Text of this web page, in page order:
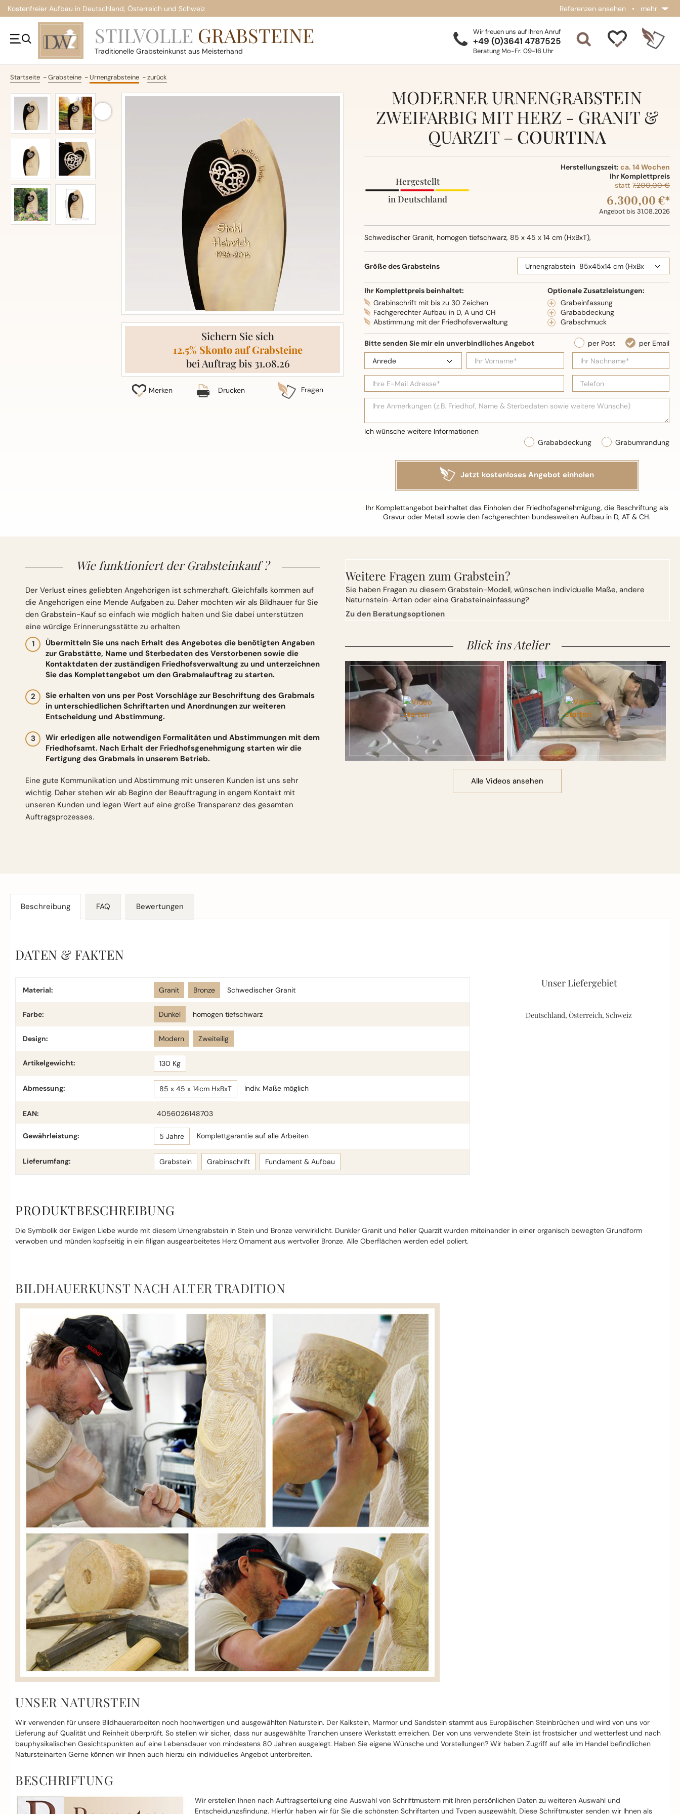
Kostenfreier Aufbau in Deutschland, Österreich und Schweiz Referenzen ansehen • mehr
STILVOLLE GRABSTEINE
Traditionelle Grabsteinkunst aus Meisterhand
Wir freuen uns auf Ihren Anruf
+49 (0)3641 4787525
Beratung Mo-Fr. 09-16 Uhr
Startseite Grabsteine Urnengrabsteine zurück
Sichern Sie sich
12.5% Skonto auf Grabsteine
bei Auftrag bis 31.08.26
Merken Drucken Fragen
MODERNER URNENGRABSTEIN
ZWEIFARBIG MIT HERZ - GRANIT &
QUARZIT – COURTINA
Hergestellt
in Deutschland
Herstellungszeit: ca. 14 Wochen
Ihr Komplettpreis
statt 7.200,00 €
6.300,00 €*
Angebot bis 31.08.2026
Schwedischer Granit, homogen tiefschwarz, 85 x 45 x 14 cm (HxBxT),
Oberflächenbearbeitung: Seidenglanz
Größe des Grabsteins
Ihr Komplettpreis beinhaltet:
Grabinschrift mit bis zu 30 Zeichen
Fachgerechter Aufbau in D, A und CH
Abstimmung mit der Friedhofsverwaltung
Optionale Zusatzleistungen:
Grabeinfassung
Grababdeckung
Grabschmuck
Grabumrandung
Grababdeckung
Ihr Komplettangebot beinhaltet das Einholen der Friedhofsgenehmigung, die Beschriftung als
Gravur oder Metall sowie den fachgerechten bundesweiten Aufbau in D, AT & CH.
Wie funktioniert der Grabsteinkauf ?
Der Verlust eines geliebten Angehörigen ist schmerzhaft. Gleichfalls kommen auf
die Angehörigen eine Mende Aufgaben zu. Daher möchten wir als Bildhauer für Sie
den Grabstein-Kauf so einfach wie möglich halten und Sie dabei unterstützen
eine würdige Erinnerungsstätte zu erhalten
Übermitteln Sie uns nach Erhalt des Angebotes die benötigten Angaben
zur Grabstätte, Name und Sterbedaten des Verstorbenen sowie die
Kontaktdaten der zuständigen Friedhofsverwaltung zu und unterzeichnen
Sie das Komplettangebot um den Grabmalauftrag zu starten.
Sie erhalten von uns per Post Vorschläge zur Beschriftung des Grabmals
in unterschiedlichen Schriftarten und Anordnungen zur weiteren
Entscheidung und Abstimmung.
Wir erledigen alle notwendigen Formalitäten und Abstimmungen mit dem
Friedhofsamt. Nach Erhalt der Friedhofsgenehmigung starten wir die
Fertigung des Grabmals in unserem Betrieb.
Eine gute Kommunikation und Abstimmung mit unseren Kunden ist uns sehr
wichtig. Daher stehen wir ab Beginn der Beauftragung in engem Kontakt mit
unseren Kunden und legen Wert auf eine große Transparenz des gesamten
Auftragsprozesses.
Weitere Fragen zum Grabstein?
Sie haben Fragen zu diesem Grabstein-Modell, wünschen individuelle Maße, andere
Naturnstein-Arten oder eine Grabsteineinfassung?
Zu den Beratungsoptionen
Blick ins Atelier
Alle Videos ansehen
Beschreibung
DATEN & FAKTEN
Material: Granit Bronze Schwedischer Granit
Farbe: Dunkel homogen tiefschwarz
Design: Modern Zweiteilig
Artikelgewicht: 130 Kg
Abmessung: 85 x 45 x 14cm HxBxT Indiv. Maße möglich
EAN: 4056026148703
Gewährleistung: 5 Jahre Komplettgarantie auf alle Arbeiten
Lieferumfang: Grabstein Grabinschrift Fundament & Aufbau
Unser Liefergebiet
Deutschland, Österreich, Schweiz
PRODUKTBESCHREIBUNG
Die Symbolik der Ewigen Liebe wurde mit diesem Urnengrabstein in Stein und Bronze verwirklicht. Dunkler Granit und heller Quarzit wurden miteinander in einer organisch bewegten Grundform
verwoben und münden kopfseitig in ein filigan ausgearbeitetes Herz Ornament aus wertvoller Bronze. Alle Oberflächen werden edel poliert.
BILDHAUERKUNST NACH ALTER TRADITION
UNSER NATURSTEIN
Wir verwenden für unsere Bildhauerarbeiten noch hochwertigen und ausgewählten Naturstein. Der Kalkstein, Marmor und Sandstein stammt aus Europäischen Steinbrüchen und wird von uns vor
Lieferung auf Qualität und Reinheit überprüft. So stellen wir sicher, dass nur ausgewählte Tranchen unsere Werkstatt erreichen. Der von uns verwendete Stein ist frostsicher und wetterfest und nach
bauphysikalischen Gesichtspunkten auf eine Lebensdauer von mindestens 80 Jahren ausgelegt. Haben Sie eigene Wünsche und Vorstellungen? Wir haben Zugriff auf alle im Handel befindlichen
Natursteinarten Gerne können wir Ihnen auch hierzu ein individuelles Angebot unterbreiten.
BESCHRIFTUNG
Wir erstellen Ihnen nach Auftragserteilung eine Auswahl von Schriftmustern mit Ihren persönlichen Daten zu weiteren Auswahl und
Entscheidungsfindung. Hierfür haben wir für Sie die schönsten Schriftarten und Typen ausgewählt. Diese Schriftmuster senden wir Ihnen als
FAQ Bewertungen